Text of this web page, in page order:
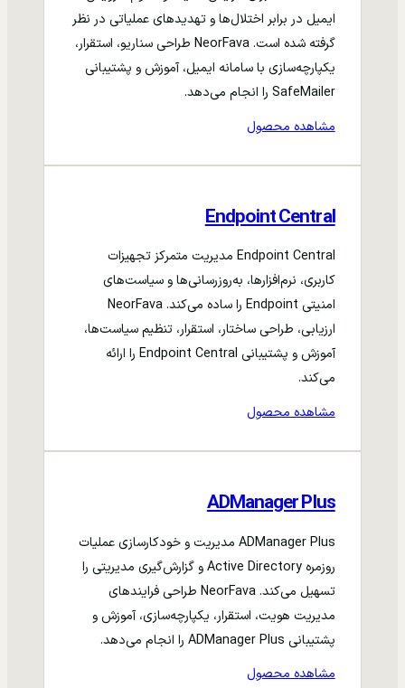
ایمیل در برابر اختلال‌ها و تهدیدهای عملیاتی در نظر
گرفته شده است. NeorFava طراحی سناریو، استقرار،
یکپارچه‌سازی با سامانه ایمیل، آموزش و پشتیبانی
SafeMailer را انجام می‌دهد.
مشاهده محصول
Endpoint Central
Endpoint Central مدیریت متمرکز تجهیزات
کاربری، نرم‌افزارها، به‌روزرسانی‌ها و سیاست‌های
امنیتی Endpoint را ساده می‌کند. NeorFava
ارزیابی، طراحی ساختار، استقرار، تنظیم سیاست‌ها،
آموزش و پشتیبانی Endpoint Central را ارائه
می‌کند.
مشاهده محصول
ADManager Plus
ADManager Plus مدیریت و خودکارسازی عملیات
روزمره Active Directory و گزارش‌گیری مدیریتی را
تسهیل می‌کند. NeorFava طراحی فرایندهای
مدیریت هویت، استقرار، یکپارچه‌سازی، آموزش و
پشتیبانی ADManager Plus را انجام می‌دهد.
مشاهده محصول